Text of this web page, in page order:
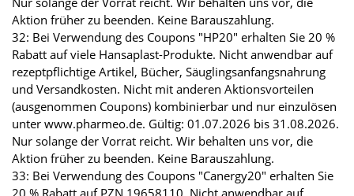
Aktion früher zu beenden. Keine Barauszahlung.
32: Bei Verwendung des Coupons "HP20" erhalten Sie 20 %
Rabatt auf viele Hansaplast-Produkte. Nicht anwendbar auf
rezeptpflichtige Artikel, Bücher, Säuglingsanfangsnahrung
und Versandkosten. Nicht mit anderen Aktionsvorteilen
(ausgenommen Coupons) kombinierbar und nur einzulösen
unter www.pharmeo.de. Gültig: 01.07.2026 bis 31.08.2026.
Nur solange der Vorrat reicht. Wir behalten uns vor, die
Aktion früher zu beenden. Keine Barauszahlung.
33: Bei Verwendung des Coupons "Canergy20" erhalten Sie
20 % Rabatt auf PZN 19658110. Nicht anwendbar auf